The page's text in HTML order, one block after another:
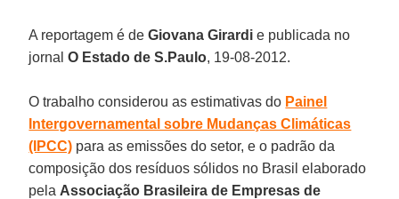
A reportagem é deGiovana Girardi e publicada no
jornalO Estado de S.Paulo, 19-08-2012.
O trabalho considerou as estimativas do Painel
Intergovernamental sobre Mudanças Climáticas
(IPCC) para as emissões do setor, e o padrão da
composição dos resíduos sólidos no Brasil elaborado
pela Associação Brasileira de Empresas de